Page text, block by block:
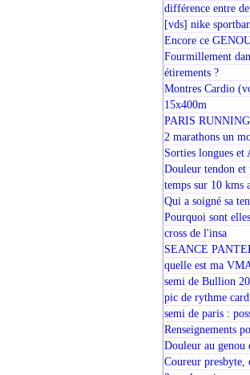
différence entre
[vds] nike
Encore ce
Fourmillement
étirements ?
Montres Cardio
15x400m
PARIS
2 marathons un
Sorties longues et
Douleur tendon et
temps sur 10 kms
Qui a soigné sa
Pourquoi sont
cross de l'insa
SEANCE
quelle est ma
semi de Bullion
pic de rythme
semi de paris :
Renseignements
Douleur au
Coureur presbyte,